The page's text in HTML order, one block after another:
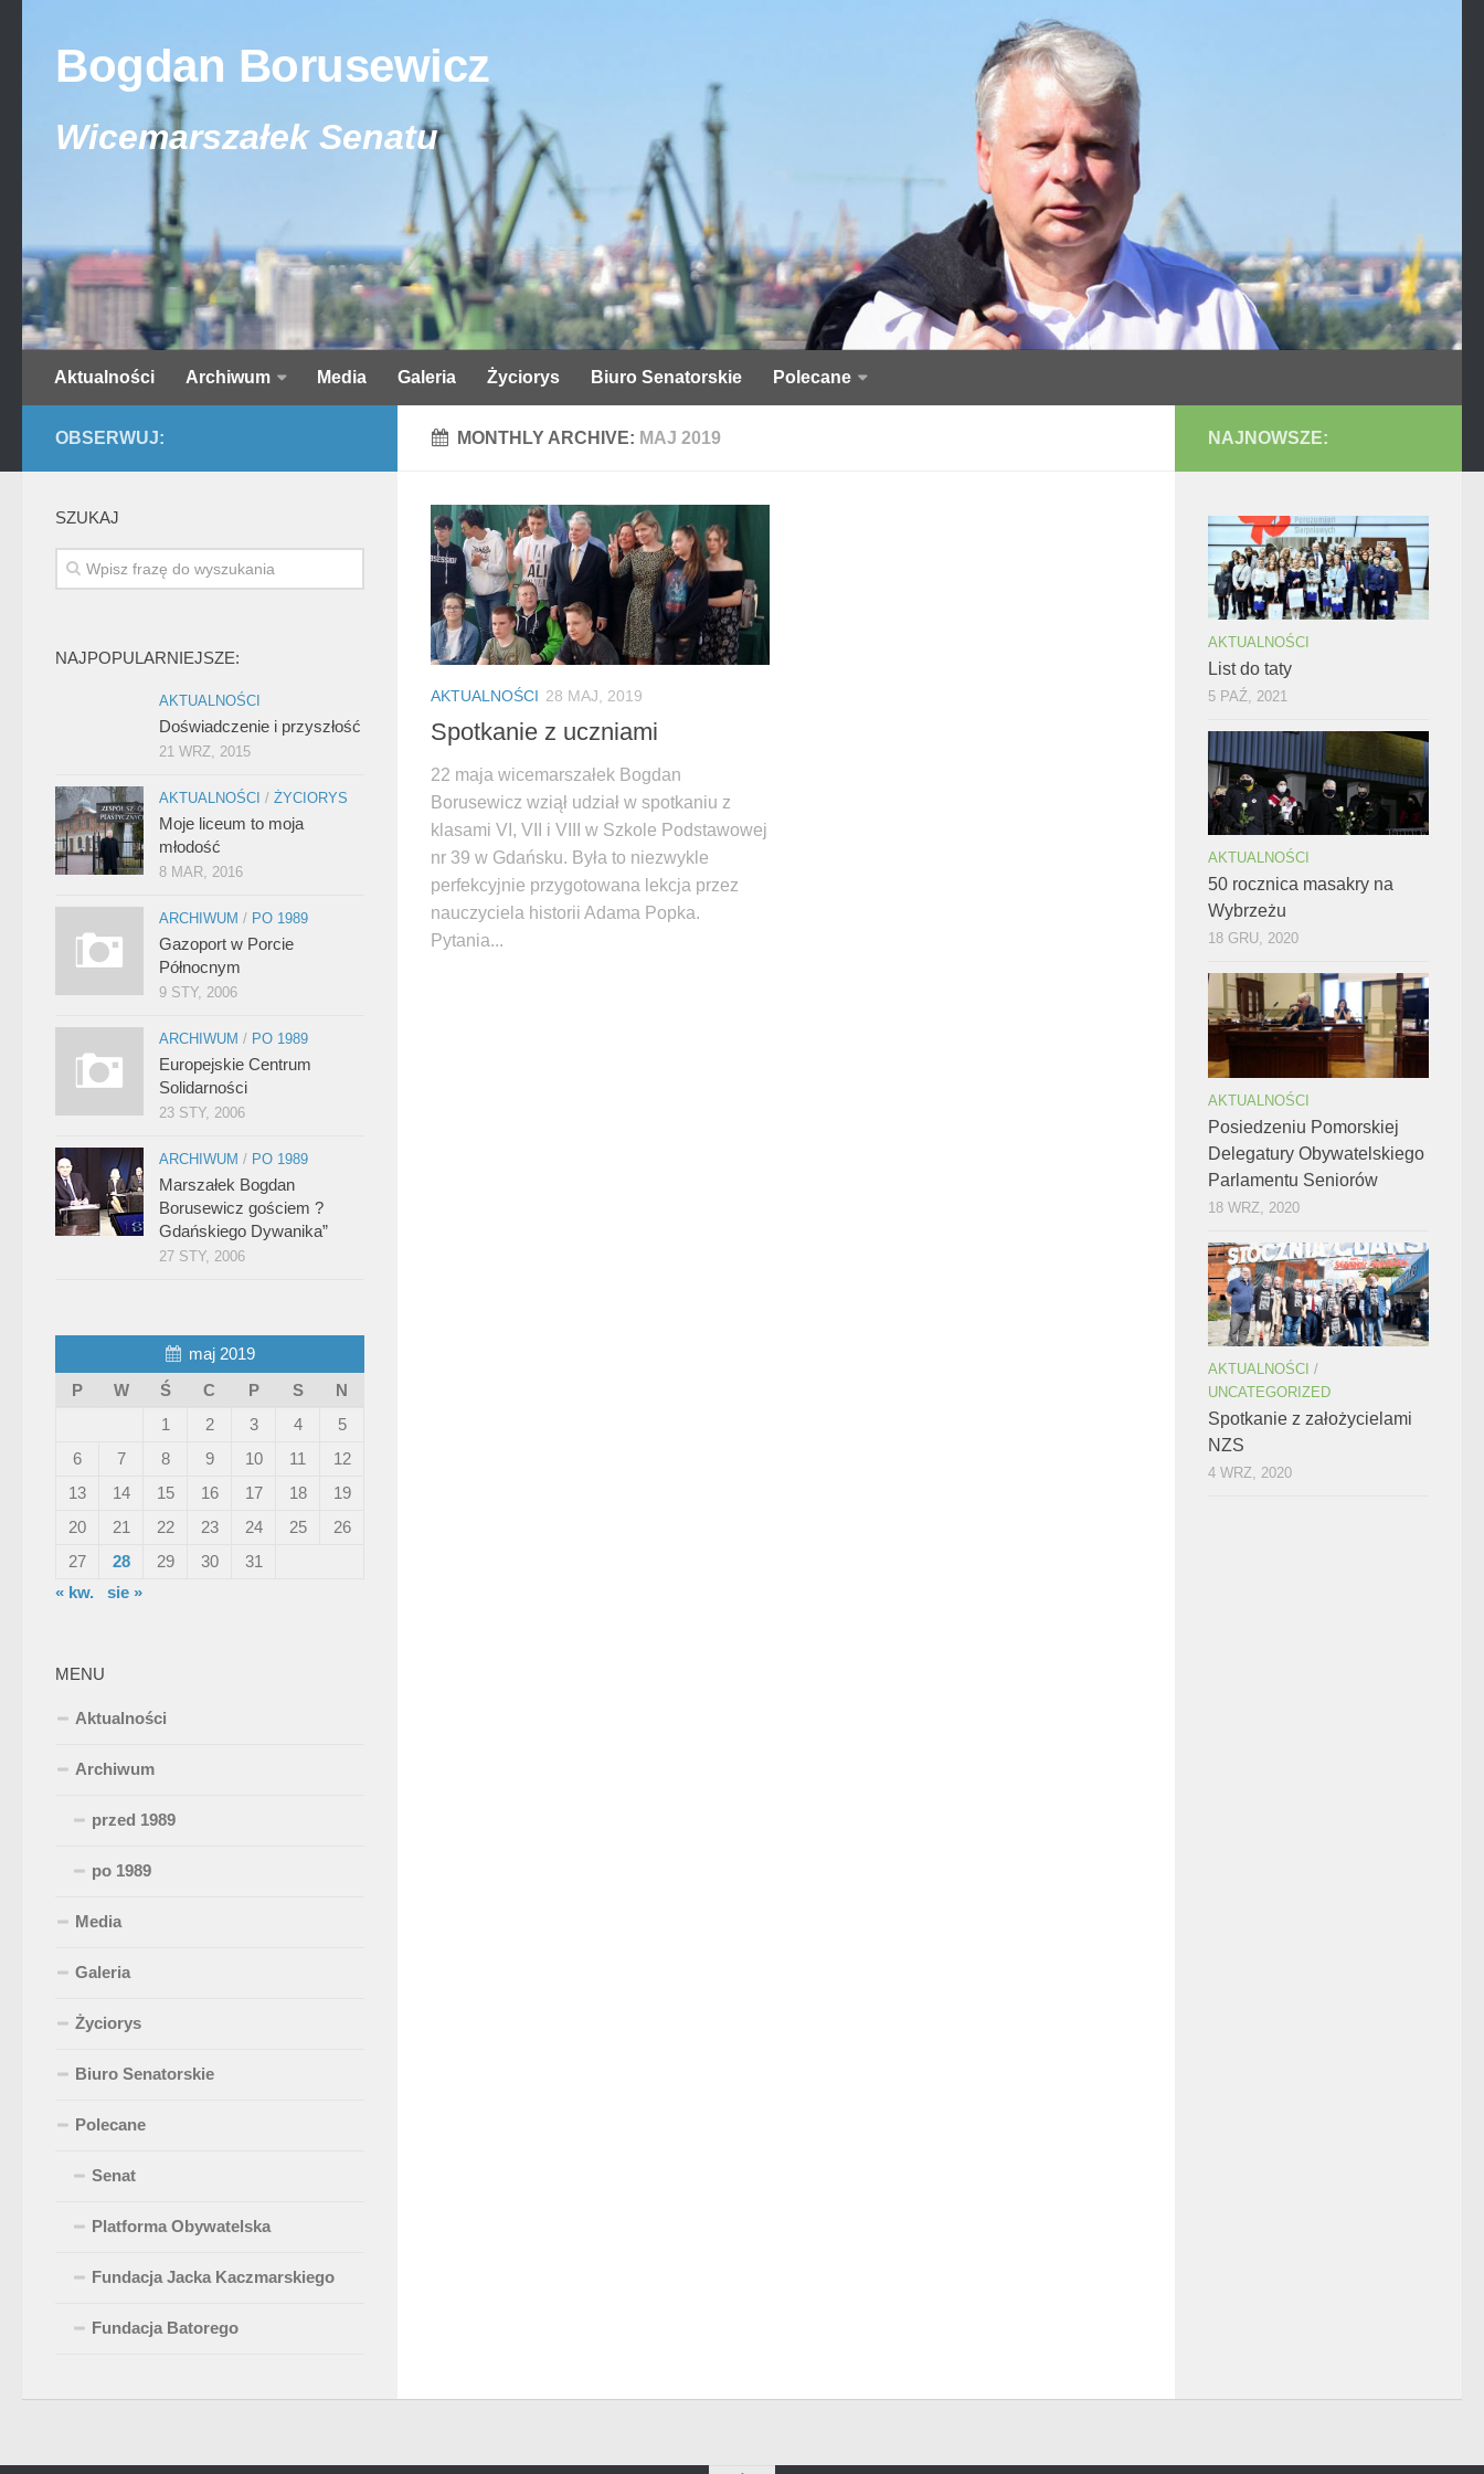
Bogdan Borusewicz
Wicemarszałek Senatu
Aktualności Archiwum Media Galeria Życiorys Biuro Senatorskie Polecane
MONTHLY ARCHIVE: MAJ 2019
AKTUALNOŚCI 28 MAJ, 2019
Spotkanie z uczniami
22 maja wicemarszałek Bogdan
Borusewicz wziął udział w spotkaniu z
klasami VI, VII i VIII w Szkole Podstawowej
nr 39 w Gdańsku. Była to niezwykle
perfekcyjnie przygotowana lekcja przez
nauczyciela historii Adama Popka.
Pytania...
OBSERWUJ:
SZUKAJ
NAJPOPULARNIEJSZE:
AKTUALNOŚCI
Doświadczenie i przyszłość
21 WRZ, 2015
AKTUALNOŚCI / ŻYCIORYS
Moje liceum to moja
młodość
8 MAR, 2016
ARCHIWUM / PO 1989
Gazoport w Porcie
Północnym
9 STY, 2006
ARCHIWUM / PO 1989
Europejskie Centrum
Solidarności
23 STY, 2006
ARCHIWUM / PO 1989
Marszałek Bogdan
Borusewicz gościem ?
Gdańskiego Dywanika”
27 STY, 2006
maj 2019
P
W Ś C P S
N
1
2 3 4
5
6
7 8 9 10 11
12
13
14 15 16 17 18
19
20
21 22 23 24 25
26
27
28 29 30
31
« kw.
sie »
MENU
Aktualności
Archiwum
przed 1989
po 1989
Media
Galeria
Życiorys
Biuro Senatorskie
Polecane
Senat
Platforma Obywatelska
Fundacja Jacka Kaczmarskiego
Fundacja Batorego
NAJNOWSZE:
AKTUALNOŚCI
List do taty
5 PAŹ, 2021
AKTUALNOŚCI
50 rocznica masakry na
Wybrzeżu
18 GRU, 2020
AKTUALNOŚCI
Posiedzeniu Pomorskiej
Delegatury Obywatelskiego
Parlamentu Seniorów
18 WRZ, 2020
AKTUALNOŚCI /
UNCATEGORIZED
Spotkanie z założycielami
NZS
4 WRZ, 2020